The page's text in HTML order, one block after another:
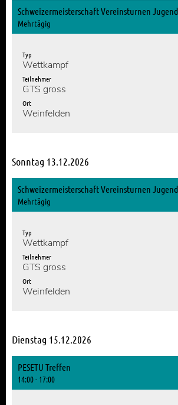
Schweizermeisterschaft Vereinsturnen Jugend
Mehrtägig
Typ
Wettkampf
Teilnehmer
GTS gross
Ort
Weinfelden
Sonntag 13.12.2026
Schweizermeisterschaft Vereinsturnen Jugend
Mehrtägig
Typ
Wettkampf
Teilnehmer
GTS gross
Ort
Weinfelden
Dienstag 15.12.2026
PESETU Treffen
14:00 - 17:00